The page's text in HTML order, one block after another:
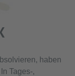
haben
Tages-,